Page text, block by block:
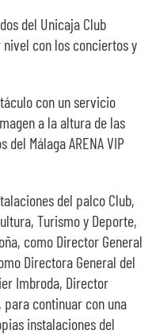
del Unicaja Club
con los conciertos y
con un servicio
a la altura de las
Málaga ARENA VIP
del palco Club,
Turismo y Deporte,
como Director General
Directora General del
Imbroda, Director
para continuar con una
instalaciones del